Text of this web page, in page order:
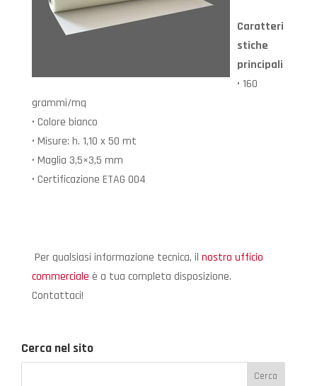
Caratteri
stiche
principali
• 160
grammi/mq
• Colore bianco
• Misure: h. 1,10 x 50 mt
• Maglia 3,5×3,5 mm
• Certificazione ETAG 004
Per qualsiasi informazione tecnica, il nostro ufficio
commerciale è a tua completa disposizione.
Contattaci!
Cerca nel sito